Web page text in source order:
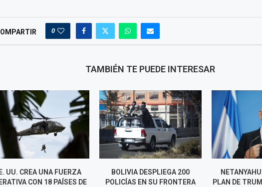
0
TAMBIÉN TE PUEDE INTERESAR
UU. CREA UNA FUERZA
CON 18 PAÍSES DE
BOLIVIA DESPLIEGA 200
POLICÍAS EN SU FRONTERA
PLAN DE